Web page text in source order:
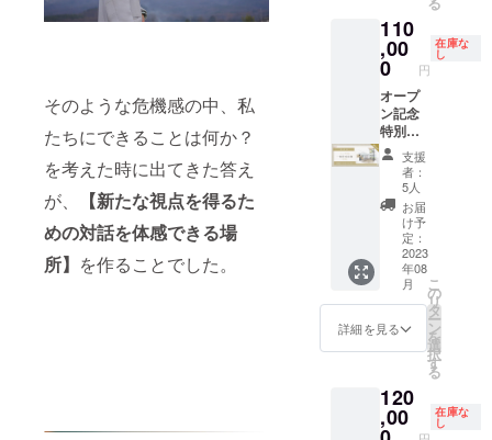
そのような危機感の中、私
たちにできることは何か？
を考えた時に出てきた答え
が、
【新たな視点を得るた
めの対話を体感できる場
所】 を作ることでした。
／発信
などの
素材と
して活
用させ
ていた
だく場
合がご
ざいま
す。
ており
ませ
ん。
＆村本
彩さん
との対
談
18:00
ディ
ナー
絶品低
音調理
レシピ
を皆で
クッキ
ング
〜 宿
泊 〜
8:30
幻のレ
絶品
ベーグ
10:00
朝ワー
しま
す。
※”ヒュ
ッゲの
森 近隣
ガイド
マッ
プ”は
PDF
データ
で送付
させて
いただ
きま
す。こ
ちらの
ご案内
ルにて
ご案内
いただ
きま
す。 ※
ショー
15:00
休憩
（軽
食）
15:30
集客の
お悩み
改善濃
密コン
サル
ティン
グ①
18:00
近隣の
お店で
ナー予
定 〜
8:30 近
隣のパ
ン屋さ
『人生
の純度
が上が
る手帳
術』
『KPI・
目標必
達の動
画マー
ケティ
ング 成
功の最
新メ
ソッ
ド』 ＜
開催日
時＞
9月20日
（水）
（木）
＊宿泊
費・
もにビ
ジネス
の飛躍
を目指
す経営
のサ
ポート
を行
う。ま
た、法
人や個
人事業
主の顧
問契約
だけで
なく、
個人事
けの講
座を開
定申告
をゴー
ルとし
デザイ
ン制作
等の費
用は含
まれて
おりま
せん。
＊開始
日程は9
月以降
で相談
の上決
定しま
す。 ＊
詳細の
ご連絡
は8月上
おメー
ルにて
いたし
ます。
部屋タ
イプに
よって
料金が
異なり
ます）
1人部屋
2人部屋
（ツイ
ン） 2
人部屋
（２段
ベッ
ト） 4
人部屋
リー）
※4人部
に仕切
りの
9,600円
（税
込）に
てご利
用いた
だけま
す。 ※
通常価
格：
9,800円
～
18,000
円（お
部屋タ
イプに
よって
異なり
ます）
1人部屋
（ツイ
ン） 2
本来の
自分が
心の底
めてい
る望み
に出逢
えま
す 。頭
と心と
魂を一
本につ
なげる
セルフ
チュー
ニング
と潜在
意識が
ション
を通し
て、本
具現化
させる1
泊2日の
魔法の
旅。留
めてい
たクリ
エイ
ティビ
ティを
解放
し、日
常でも
WEB上
でもま
すます
自分ら
しく、
自分を
表現し
ていき
ヒュッ
ゲの森
を贅沢
に使っ
た撮影
企画！
洗練さ
れた木
のぬく
もりあ
る開放
的な施
設で、
お一人
お一人
のヘア
メイク
をレク
チャー&
で撮ら
れた自
分をモ
存分に
ゆった
りとし
た時間
を過ご
したい
方へ。
合宿利
用など
にいか
がです
か？
チェッ
クイン
15時、
チェッ
クアウ
ト翌日
10時 ＜
サービ
スはご
ざいま
110
,00
0 円
在庫な
し
オープ
ン記念
特別割
引！1棟
貸宿泊
権 (有効
期限：
2023年
12月31
日まで)
1泊2日
（最大9
名）
ヒュッ
ゲの森
存分に
ゆった
りとし
支援
者：
5人
お届
け予
定：
2023
年08
月
詳細を見る
こ
の
リ
タ
ー
ン
を
選
択
す
る
120
,00 在庫な
し